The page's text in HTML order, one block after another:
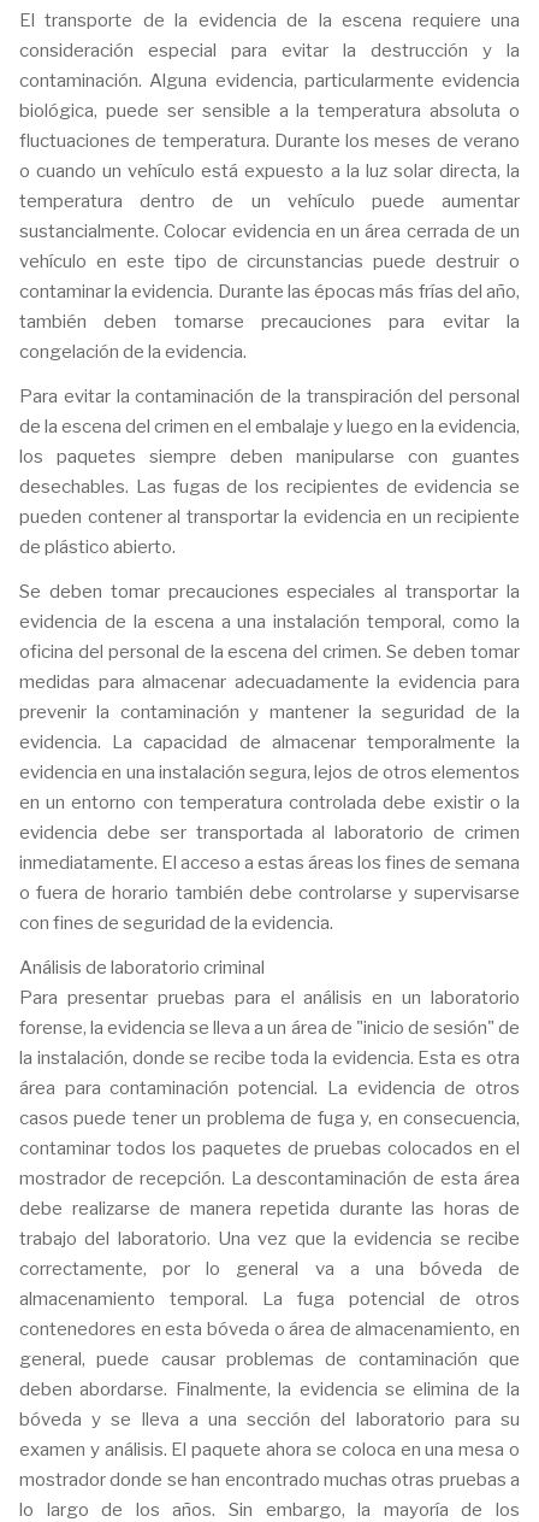
El transporte de la evidencia de la escena requiere una
consideración especial para evitar la destrucción y la
contaminación. Alguna evidencia, particularmente evidencia
biológica, puede ser sensible a la temperatura absoluta o
fluctuaciones de temperatura. Durante los meses de verano
o cuando un vehículo está expuesto a la luz solar directa, la
temperatura dentro de un vehículo puede aumentar
sustancialmente. Colocar evidencia en un área cerrada de un
vehículo en este tipo de circunstancias puede destruir o
contaminar la evidencia. Durante las épocas más frías del año,
también deben tomarse precauciones para evitar la
congelación de la evidencia.
Para evitar la contaminación de la transpiración del personal
de la escena del crimen en el embalaje y luego en la evidencia,
los paquetes siempre deben manipularse con guantes
desechables. Las fugas de los recipientes de evidencia se
pueden contener al transportar la evidencia en un recipiente
de plástico abierto.
Se deben tomar precauciones especiales al transportar la
evidencia de la escena a una instalación temporal, como la
oficina del personal de la escena del crimen. Se deben tomar
medidas para almacenar adecuadamente la evidencia para
prevenir la contaminación y mantener la seguridad de la
evidencia. La capacidad de almacenar temporalmente la
evidencia en una instalación segura, lejos de otros elementos
en un entorno con temperatura controlada debe existir o la
evidencia debe ser transportada al laboratorio de crimen
inmediatamente. El acceso a estas áreas los fines de semana
o fuera de horario también debe controlarse y supervisarse
con fines de seguridad de la evidencia.
Análisis de laboratorio criminal
Para presentar pruebas para el análisis en un laboratorio
forense, la evidencia se lleva a un área de "inicio de sesión" de
la instalación, donde se recibe toda la evidencia. Esta es otra
área para contaminación potencial. La evidencia de otros
casos puede tener un problema de fuga y, en consecuencia,
contaminar todos los paquetes de pruebas colocados en el
mostrador de recepción. La descontaminación de esta área
debe realizarse de manera repetida durante las horas de
trabajo del laboratorio. Una vez que la evidencia se recibe
correctamente, por lo general va a una bóveda de
almacenamiento temporal. La fuga potencial de otros
contenedores en esta bóveda o área de almacenamiento, en
general, puede causar problemas de contaminación que
deben abordarse. Finalmente, la evidencia se elimina de la
bóveda y se lleva a una sección del laboratorio para su
examen y análisis. El paquete ahora se coloca en una mesa o
mostrador donde se han encontrado muchas otras pruebas a
lo largo de los años. Sin embargo, la mayoría de los